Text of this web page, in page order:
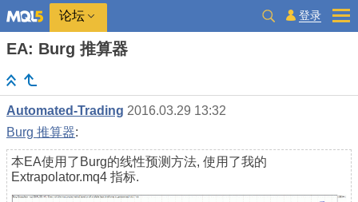
论坛 登录
EA: Burg 推算器
Automated-Trading 2016.03.29 13:32
Burg 推算器:
本EA使用了Burg的线性预测方法, 使用了我的
Extrapolator.mq4 指标.